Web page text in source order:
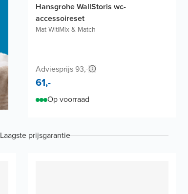
Hansgrohe WallStoris wc-
accessoireset
Mat Wit|Mix & Match
Adviesprijs 93,-
61,-
Op voorraad
Laagste prijsgarantie